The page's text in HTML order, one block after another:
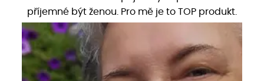
příjemné být ženou. Pro mě je to TOP produkt.